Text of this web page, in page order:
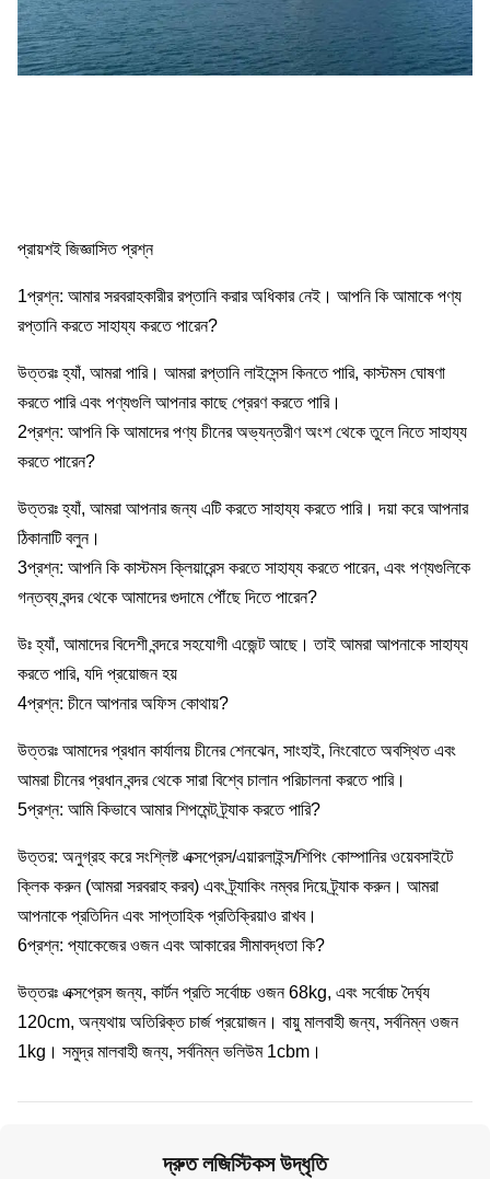
প্রায়শই জিজ্ঞাসিত প্রশ্ন
1প্রশ্ন: আমার সরবরাহকারীর রপ্তানি করার অধিকার নেই। আপনি কি আমাকে পণ্য
রপ্তানি করতে সাহায্য করতে পারেন?
উত্তরঃ হ্যাঁ, আমরা পারি। আমরা রপ্তানি লাইসেন্স কিনতে পারি, কাস্টমস ঘোষণা
করতে পারি এবং পণ্যগুলি আপনার কাছে প্রেরণ করতে পারি।
2প্রশ্ন: আপনি কি আমাদের পণ্য চীনের অভ্যন্তরীণ অংশ থেকে তুলে নিতে সাহায্য
করতে পারেন?
উত্তরঃ হ্যাঁ, আমরা আপনার জন্য এটি করতে সাহায্য করতে পারি। দয়া করে আপনার
ঠিকানাটি বলুন।
3প্রশ্ন: আপনি কি কাস্টমস ক্লিয়ারেন্স করতে সাহায্য করতে পারেন, এবং পণ্যগুলিকে
গন্তব্য বন্দর থেকে আমাদের গুদামে পৌঁছে দিতে পারেন?
উঃ হ্যাঁ, আমাদের বিদেশী বন্দরে সহযোগী এজেন্ট আছে। তাই আমরা আপনাকে সাহায্য
করতে পারি, যদি প্রয়োজন হয়
4প্রশ্ন: চীনে আপনার অফিস কোথায়?
উত্তরঃ আমাদের প্রধান কার্যালয় চীনের শেনঝেন, সাংহাই, নিংবোতে অবস্থিত এবং
আমরা চীনের প্রধান বন্দর থেকে সারা বিশ্বে চালান পরিচালনা করতে পারি।
5প্রশ্ন: আমি কিভাবে আমার শিপমেন্ট ট্র্যাক করতে পারি?
উত্তর: অনুগ্রহ করে সংশ্লিষ্ট এক্সপ্রেস/এয়ারলাইন্স/শিপিং কোম্পানির ওয়েবসাইটে
ক্লিক করুন (আমরা সরবরাহ করব) এবং ট্র্যাকিং নম্বর দিয়ে ট্র্যাক করুন। আমরা
আপনাকে প্রতিদিন এবং সাপ্তাহিক প্রতিক্রিয়াও রাখব।
6প্রশ্ন: প্যাকেজের ওজন এবং আকারের সীমাবদ্ধতা কি?
উত্তরঃ এক্সপ্রেস জন্য, কার্টন প্রতি সর্বোচ্চ ওজন 68kg, এবং সর্বোচ্চ দৈর্ঘ্য
120cm, অন্যথায় অতিরিক্ত চার্জ প্রয়োজন। বায়ু মালবাহী জন্য, সর্বনিম্ন ওজন
1kg। সমুদ্র মালবাহী জন্য, সর্বনিম্ন ভলিউম 1cbm।
দ্রুত লজিস্টিকস উদ্ধৃতি